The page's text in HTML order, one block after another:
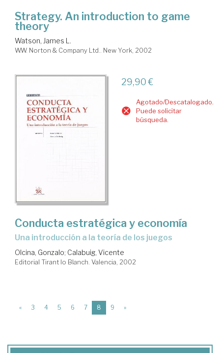
Strategy. An introduction to game
theory
Watson, James L.
W.W. Norton & Company Ltd.. New York, 2002
29,90 €
Agotado/Descatalogado.
Puede solicitar
búsqueda.
Conducta estratégica y economía
una introducción a la teoría de los juegos
Olcina, Gonzalo; Calabuig, Vicente
Editorial Tirant lo Blanch. Valencia, 2002
« 3 4 5 6 7 8 (current)
9 »